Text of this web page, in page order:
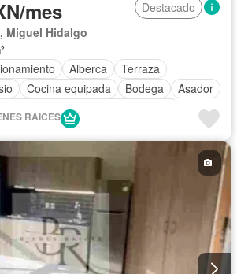
mes
Destacado
Miguel Hidalgo
Alberca
Terraza
Cocina equipada Bodega
Asador
para personas con discapacidad
Permite niños
RAICES